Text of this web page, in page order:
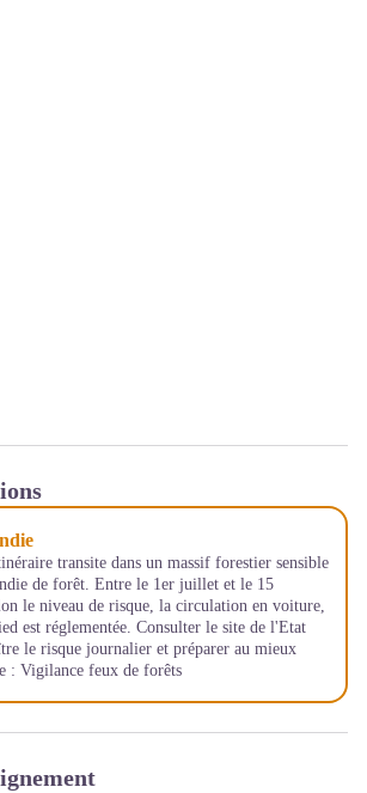
transite dans un massif forestier sensible
de forêt. Entre le 1er juillet et le 15
le niveau de risque, la circulation en voiture,
est réglementée. Consulter le site de l'Etat
le risque journalier et préparer au mieux
: Vigilance feux de forêts